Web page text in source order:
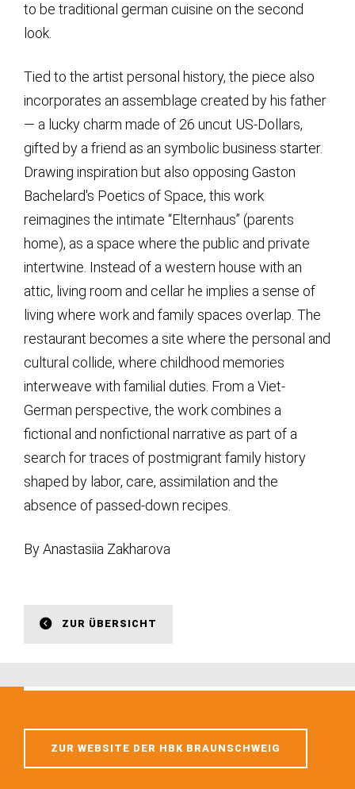
to be traditional german cuisine on the second
look.
Tied to the artist personal history, the piece also
incorporates an assemblage created by his father
— a lucky charm made of 26 uncut US-Dollars,
gifted by a friend as an symbolic business starter.
Drawing inspiration but also opposing Gaston
Bachelard's Poetics of Space, this work
reimagines the intimate “Elternhaus” (parents
home), as a space where the public and private
intertwine. Instead of a western house with an
attic, living room and cellar he implies a sense of
living where work and family spaces overlap. The
restaurant becomes a site where the personal and
cultural collide, where childhood memories
interweave with familial duties. From a Viet-
German perspective, the work combines a
fictional and nonfictional narrative as part of a
search for traces of postmigrant family history
shaped by labor, care, assimilation and the
absence of passed-down recipes.
By Anastasiia Zakharova
ZUR ÜBERSICHT
ZUR WEBSITE DER HBK BRAUNSCHWEIG